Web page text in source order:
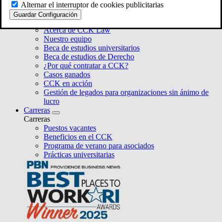
Alternar el interruptor de cookies publicitarias
Guardar Configuración
Acerca de CCK
Nuestra misión
Acerca de CCK Law
Nuestro equipo
Beca de estudios universitarios
Beca de estudios de Derecho
¿Por qué contratar a CCK?
Casos ganados
CCK en acción
Gestión de legados para organizaciones sin ánimo de
lucro
Carreras
Carreras
Puestos vacantes
Beneficios en el CCK
Programa de verano para asociados
Prácticas universitarias